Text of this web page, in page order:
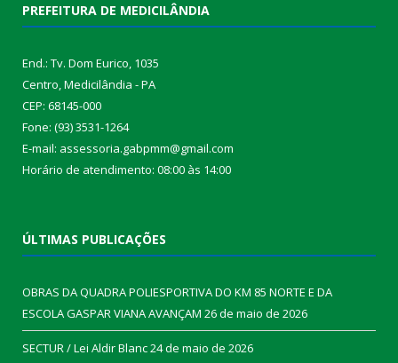
PREFEITURA DE MEDICILÂNDIA
End.: Tv. Dom Eurico, 1035
Centro, Medicilândia - PA
CEP: 68145-000
Fone: (93) 3531-1264
E-mail: assessoria.gabpmm@gmail.com
Horário de atendimento: 08:00 às 14:00
ÚLTIMAS PUBLICAÇÕES
OBRAS DA QUADRA POLIESPORTIVA DO KM 85 NORTE E DA
ESCOLA GASPAR VIANA AVANÇAM 26 de maio de 2026
SECTUR / Lei Aldir Blanc24 de maio de 2026